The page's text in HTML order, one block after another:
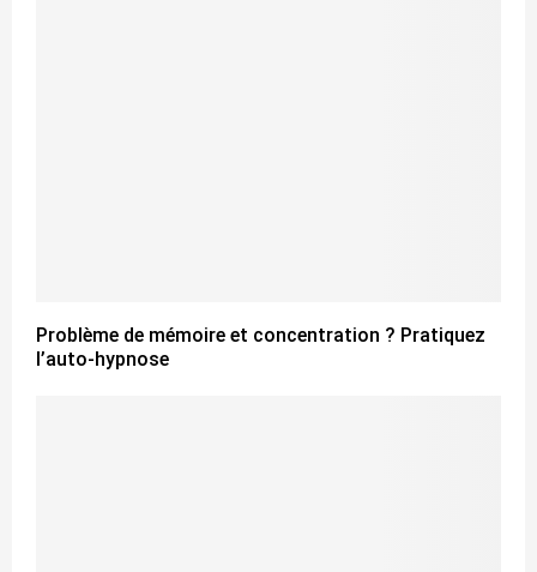
Problème de mémoire et concentration ? Pratiquez
l’auto-hypnose